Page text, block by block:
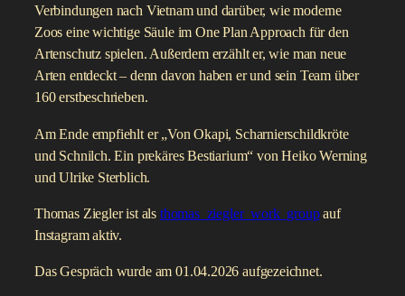
Verbindungen nach Vietnam und darüber, wie moderne
Zoos eine wichtige Säule im One Plan Approach für den
Artenschutz spielen. Außerdem erzählt er, wie man neue
Arten entdeckt – denn davon haben er und sein Team über
160 erstbeschrieben.
Am Ende empfiehlt er „Von Okapi, Scharnierschildkröte
und Schnilch. Ein prekäres Bestiarium“ von Heiko Werning
und Ulrike Sterblich.
Thomas Ziegler ist als thomas_ziegler_work_groupauf
Instagram aktiv.
Das Gespräch wurde am 01.04.2026 aufgezeichnet.